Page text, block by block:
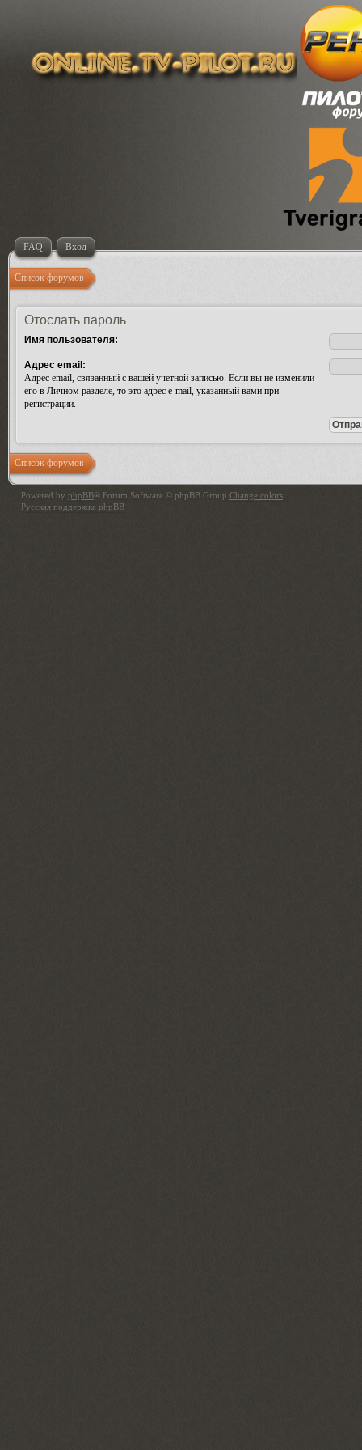
FAQ Вход
Список форумов
Отослать пароль
Имя пользователя:
Адрес email:
Адрес email, связанный с вашей учётной записью. Если вы не изменили
его в Личном разделе, то это адрес e-mail, указанный вами при
регистрации.
Список форумов
Powered by phpBB® Forum Software © phpBB Group Change colors
Русская поддержка phpBB